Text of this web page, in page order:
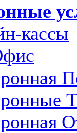
кассы